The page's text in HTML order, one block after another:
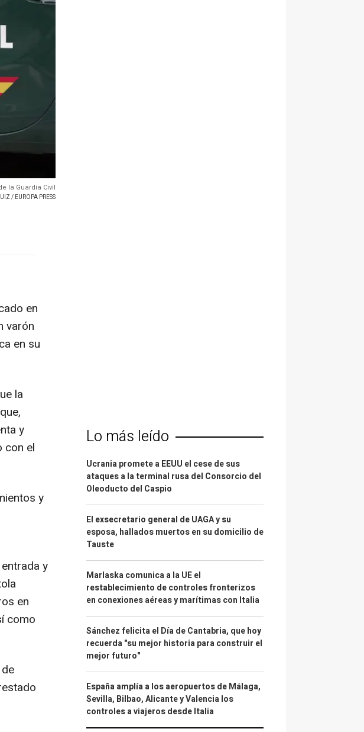
la Guardia Civil
/ EUROPA PRESS
en
varón
en su
la
y
con el
y
y
en
como
Lo más leído
Ucrania promete a EEUU el cese de sus
ataques a la terminal rusa del Consorcio del
Oleoducto del Caspio
El exsecretario general de UAGA y su
esposa, hallados muertos en su domicilio de
Tauste
Marlaska comunica a la UE el
restablecimiento de controles fronterizos
en conexiones aéreas y marítimas con Italia
Sánchez felicita el Día de Cantabria, que hoy
recuerda "su mejor historia para construir el
mejor futuro"
España amplía a los aeropuertos de Málaga,
Sevilla, Bilbao, Alicante y Valencia los
controles a viajeros desde Italia